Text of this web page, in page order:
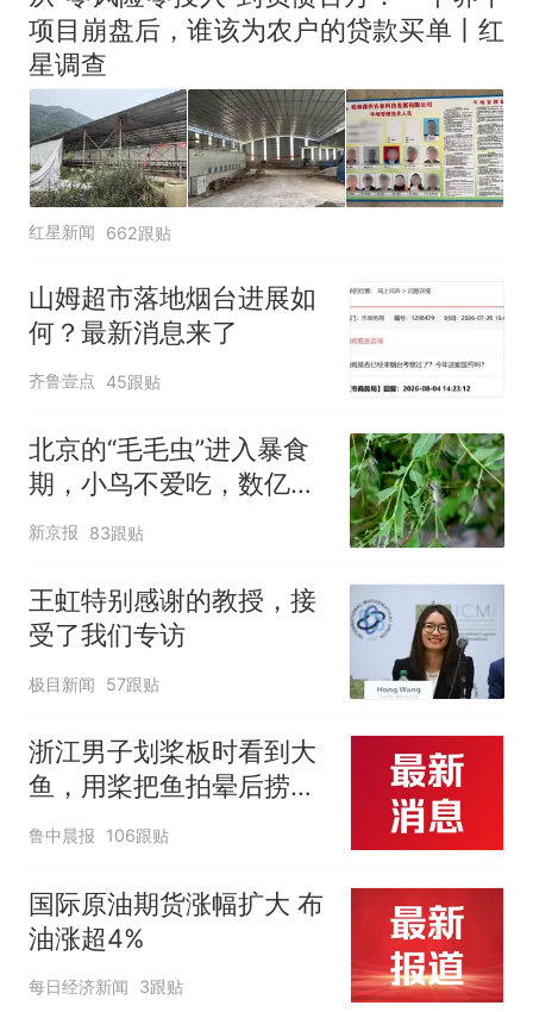
项目崩盘后，谁该为农户的贷款买单丨红
星调查
红星新闻 662跟贴
山姆超市落地烟台进展如
何？最新消息来了
齐鲁壹点 45跟贴
北京的“毛毛虫”进入暴食
期，小鸟不爱吃，数亿头
小蜂迎战
新京报 83跟贴
王虹特别感谢的教授，接
受了我们专访
极目新闻 57跟贴
浙江男子划桨板时看到大
鱼，用桨把鱼拍晕后捞
起；当事人：鱼重7斤6
味道很好
鲁中晨报 106跟贴
国际原油期货涨幅扩大 布
油涨超4%
每日经济新闻 3跟贴